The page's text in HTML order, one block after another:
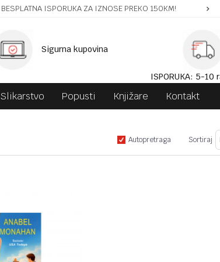
BESPLATNA ISPORUKA ZA IZNOSE PREKO 150KM!
Sigurna kupovina
ISPORUKA: 5-10
Slikarstvo Popusti Knjižare Kontakt
Autopretraga Sortiraj